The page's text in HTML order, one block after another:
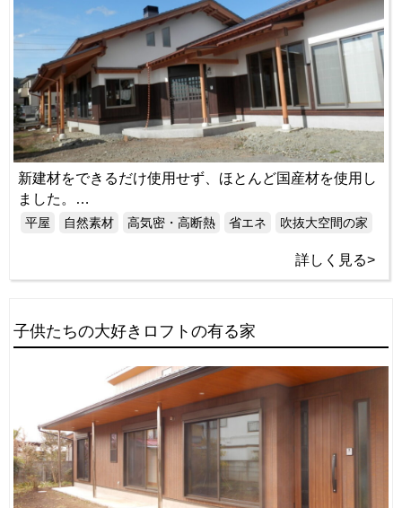
新建材をできるだけ使用せず、ほとんど国産材を使用し
ました。…
平屋 自然素材 高気密・高断熱 省エネ 吹抜大空間の家
詳しく見る>
子供たちの大好きロフトの有る家